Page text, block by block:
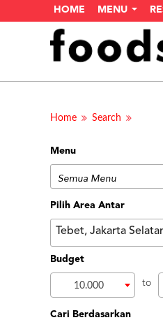
HOME MENU
Home Search
Menu
Pilih Area Antar
Tebet, Jakarta
Budget
10.000 to
Cari Berdasarkan